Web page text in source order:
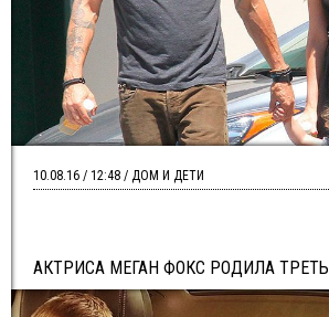
АКТРИСА МЕГАН ФОКС РОДИЛА
10.08.16 / 12:48 / ДОМ И ДЕТИ